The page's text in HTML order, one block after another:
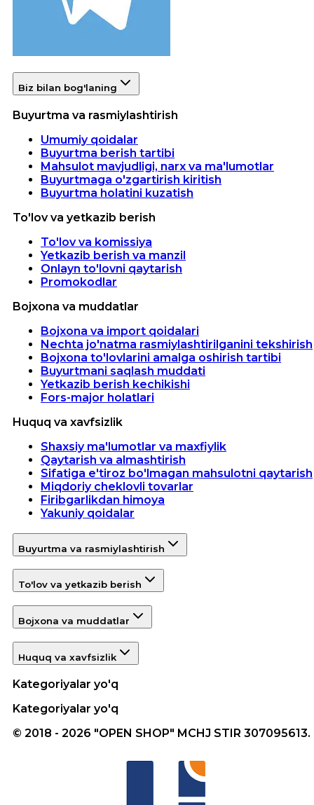
Biz bilan bog'laning
Buyurtma va rasmiylashtirish
Umumiy qoidalar
Buyurtma berish tartibi
Mahsulot mavjudligi, narx va ma'lumotlar
Buyurtmaga o'zgartirish kiritish
Buyurtma holatini kuzatish
To'lov va yetkazib berish
To'lov va komissiya
Yetkazib berish va manzil
Onlayn to'lovni qaytarish
Promokodlar
Bojxona va muddatlar
Bojxona va import qoidalari
Nechta jo'natma rasmiylashtirilganini tekshirish
Bojxona to'lovlarini amalga oshirish tartibi
Buyurtmani saqlash muddati
Yetkazib berish kechikishi
Fors-major holatlari
Huquq va xavfsizlik
Shaxsiy ma'lumotlar va maxfiylik
Qaytarish va almashtirish
Sifatiga e'tiroz bo'lmagan mahsulotni qaytarish
Miqdoriy cheklovli tovarlar
Firibgarlikdan himoya
Yakuniy qoidalar
Buyurtma va rasmiylashtirish
To'lov va yetkazib berish
Bojxona va muddatlar
Huquq va xavfsizlik
Kategoriyalar yo'q
Kategoriyalar yo'q
© 2018 - 2026 "OPEN SHOP" MCHJ STIR 307095613.